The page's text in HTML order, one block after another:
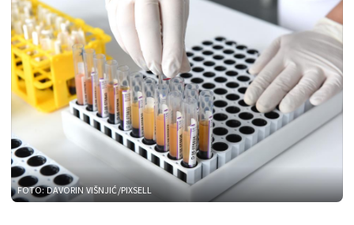
FOTO: DAVORIN VIŠNJIĆ/PIXSELL